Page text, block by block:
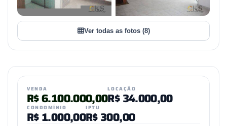
+5
VER TODAS AS FOTOS
Ver todas as fotos (8)
VENDA
R$6.100.000,00
LOCAÇÃO
R$34.000,00
CONDOMÍNIO
R$1.000,00
IPTU
R$300,00